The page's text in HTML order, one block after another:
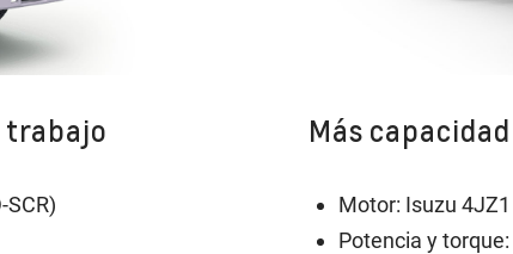
trabajo​ Más
Motor: Isuzu 4JZ1
Potencia y